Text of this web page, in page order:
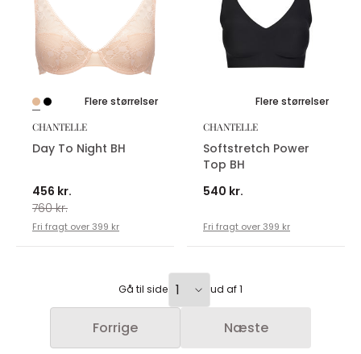
Flere størrelser
CHANTELLE
Day To Night BH
456 kr.
760 kr.
Fri fragt over 399 kr
Flere størrelser
CHANTELLE
Softstretch Power
Top BH
540 kr.
Fri fragt over 399 kr
Gå til side ud af 1
Forrige Næste